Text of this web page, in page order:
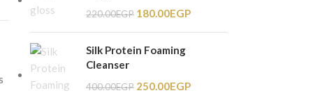
220.00EGP 180.00EGP
Silk Protein Foaming
Cleanser
400.00EGP 250.00EGP